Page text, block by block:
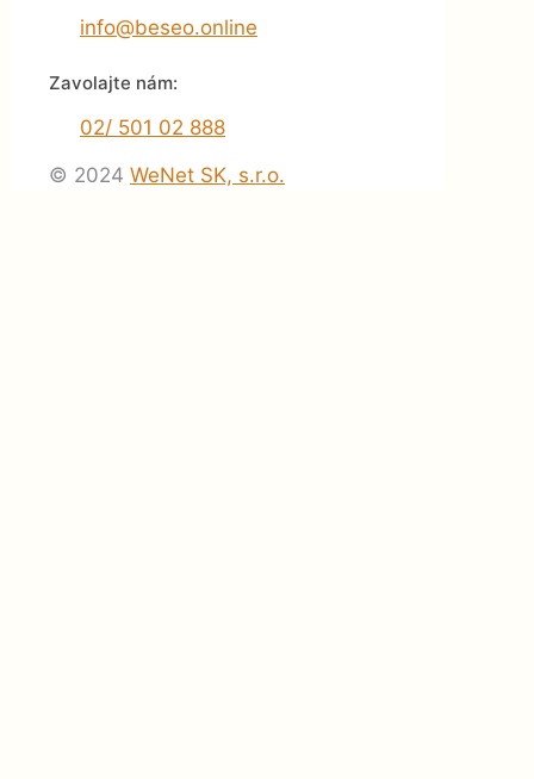
info@beseo.online
Zavolajte nám:
02/ 501 02 888
© 2024 WeNet SK, s.r.o.